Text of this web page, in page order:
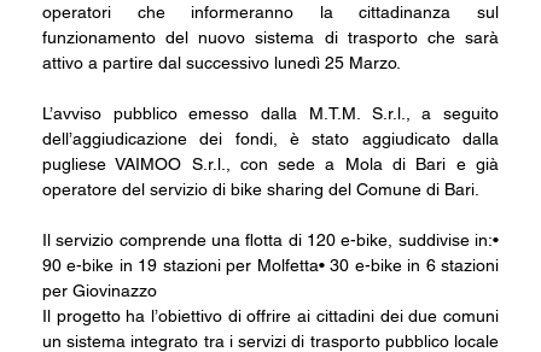
operatori che informeranno la cittadinanza sul
funzionamento del nuovo sistema di trasporto che sarà
attivo a partire dal successivo lunedì 25 Marzo.
L’avviso pubblico emesso dalla M.T.M. S.r.l., a seguito
dell’aggiudicazione dei fondi, è stato aggiudicato dalla
pugliese VAIMOO S.r.l., con sede a Mola di Bari e già
operatore del servizio di bike sharing del Comune di Bari.
Il servizio comprende una flotta di 120 e-bike, suddivise in:•
90 e-bike in 19 stazioni per Molfetta• 30 e-bike in 6 stazioni
per Giovinazzo
Il progetto ha l’obiettivo di offrire ai cittadini dei due comuni
un sistema integrato tra i servizi di trasporto pubblico locale